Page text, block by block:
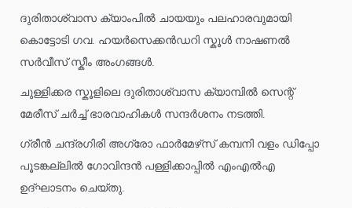
ദുരിതാശ്വാസ ക്യാംപിൽ ചായയും പലഹാരവുമായി
കൊട്ടോടി ഗവ. ഹയർസെക്കൻഡറി സ്കൂൾ നാഷണൽ
സർവീസ് സ്കീം അംഗങ്ങൾ.
ചുള്ളിക്കര സ്കൂളിലെ ദുരിതാശ്വാസ ക്യാമ്പിൽ സെന്റ്
മേരീസ് ചർച്ച് ഭാരവാഹികൾ സന്ദർശനം നടത്തി.
ഗ്രീൻ ചന്ദ്രഗിരി അഗ്രോ ഫാർമേഴ്‌സ് കമ്പനി വളം ഡിപ്പോ
പൂടങ്കല്ലിൽ ഗോവിന്ദൻ പള്ളിക്കാപ്പിൽ എംഎൽഎ
ഉദ്ഘാടനം ചെയ്തു.